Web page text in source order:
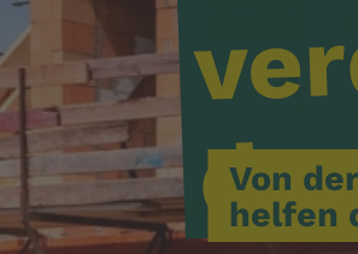
Von
helfen